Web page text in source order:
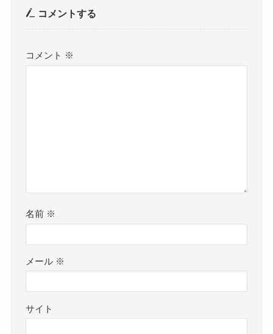
コメントする
コメント ※
名前 ※
メール ※
サイト